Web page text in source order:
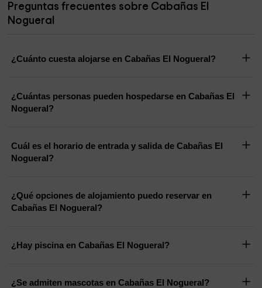
Preguntas frecuentes sobre Cabañas El
Nogueral
¿Cuánto cuesta alojarse en Cabañas El Nogueral?
¿Cuántas personas pueden hospedarse en Cabañas El
Nogueral?
Cuál es el horario de entrada y salida de Cabañas El
Nogueral?
¿Qué opciones de alojamiento puedo reservar en
Cabañas El Nogueral?
¿Hay piscina en Cabañas El Nogueral?
¿Se admiten mascotas en Cabañas El Nogueral?